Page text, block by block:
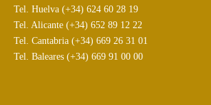
Tel. Huelva (+34) 624 60 28 19
Tel. Alicante (+34) 652 89 12 22
Tel. Cantabria (+34) 669 26 31 01
Tel. Baleares (+34) 669 91 00 00